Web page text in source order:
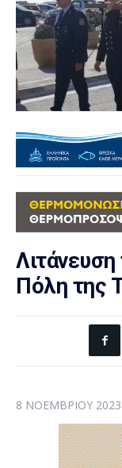
Πόλη της
8 ΝΟΕΜΒΡΊΟΥ 2023